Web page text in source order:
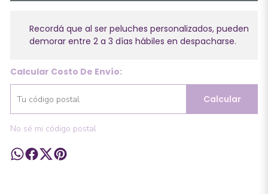
Recordá que al ser peluches personalizados, pueden
demorar entre 2 a 3 días hábiles en despacharse.
Calcular Costo De Envío:
Calcular
No sé mi código postal